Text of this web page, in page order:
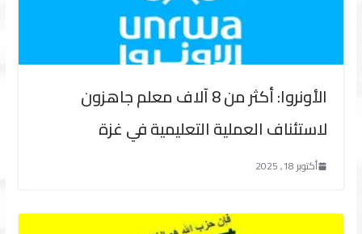
الأونروا: أكثر من 8 آلاف معلم جاهزون
لاستئناف العملية التعليمية في غزة
أكتوبر 18, 2025